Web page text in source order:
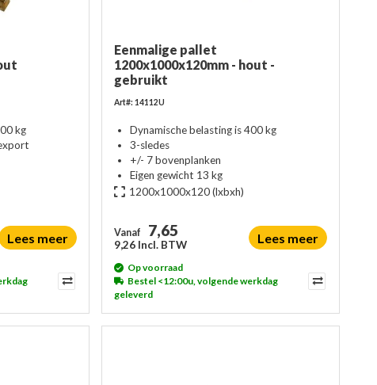
kg
Lees meer
Eenmalige pallet
1200x1000x120mm - hout -
gebruikt
Art#: 14112U
Dynamische belasting is 400 kg
3-sledes
+/- 7 bovenplanken
Eigen gewicht 13 kg
1200x1000x120(lxbxh)
Vanaf 7,65
9,26 Incl. BTW Lees meer
Op voorraad
Bestel <12:00u, volgende werkdag
geleverd